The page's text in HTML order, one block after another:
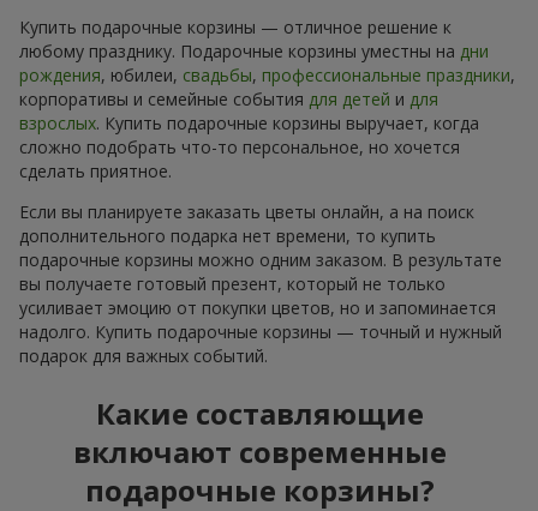
Купить подарочные корзины — отличное решение к
любому празднику. Подарочные корзины уместны на дни
рождения, юбилеи, свадьбы, профессиональные праздники,
корпоративы и семейные события для детей и для
взрослых. Купить подарочные корзины выручает, когда
сложно подобрать что-то персональное, но хочется
сделать приятное.
Если вы планируете заказать цветы онлайн, а на поиск
дополнительного подарка нет времени, то купить
подарочные корзины можно одним заказом. В результате
вы получаете готовый презент, который не только
усиливает эмоцию от покупки цветов, но и запоминается
надолго. Купить подарочные корзины — точный и нужный
подарок для важных событий.
Какие составляющие
включают современные
подарочные корзины?